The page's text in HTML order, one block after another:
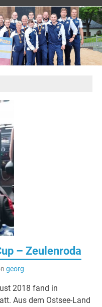
– Zeulenroda
georg
2018 fand in
Aus dem Ostsee-Land